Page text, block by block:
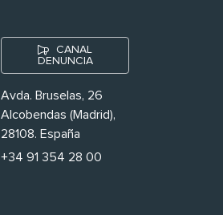
CANAL
DENUNCIA
Avda. Bruselas, 26
Alcobendas (Madrid),
28108. España
+34 91 354 28 00